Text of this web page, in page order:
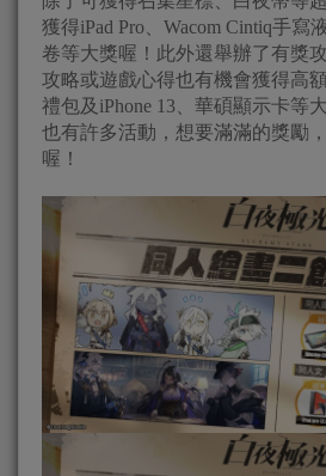
獲得iPad Pro、Wacom Cintiq手寫
卷等大獎喔！此外還舉辦了有獎
攻略或遊戲心得也有機會獲得高
禮包及iPhone 13、華碩顯示卡等
也有許多活動，想要滿滿的獎勵
喔！